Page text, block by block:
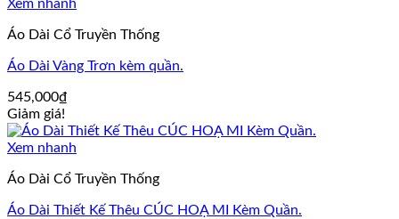
Xem nhanh
Áo Dài Cổ Truyền Thống
Áo Dài Vàng Trơn kèm quần.
545,000₫
Giảm giá!
Xem nhanh
Áo Dài Cổ Truyền Thống
Áo Dài Thiết Kế Thêu CÚC HOẠ MI Kèm Quần.